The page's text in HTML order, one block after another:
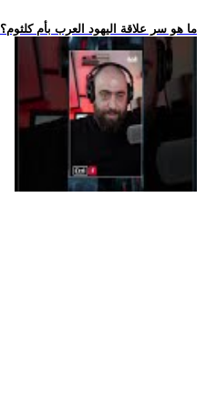
.. ما هو سر علاقة اليهود العرب بأم كلثوم؟